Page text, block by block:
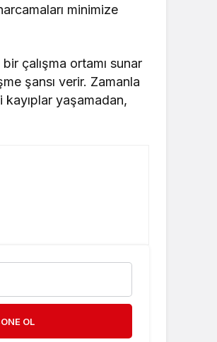
minimize
çalışma ortamı sunar
şansı verir. Zamanla
yaşamadan,
OL